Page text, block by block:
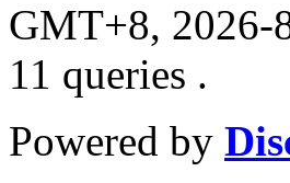
GMT+8, 2026-
11 queries .
Powered by